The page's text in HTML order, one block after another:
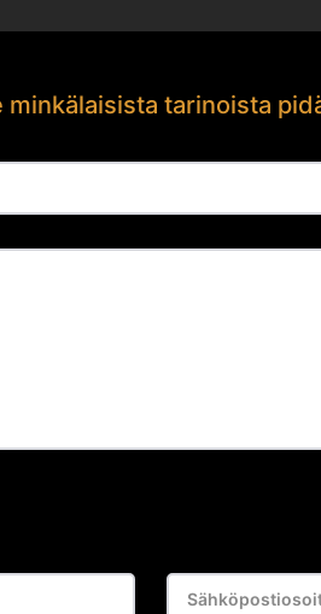
tarinoista